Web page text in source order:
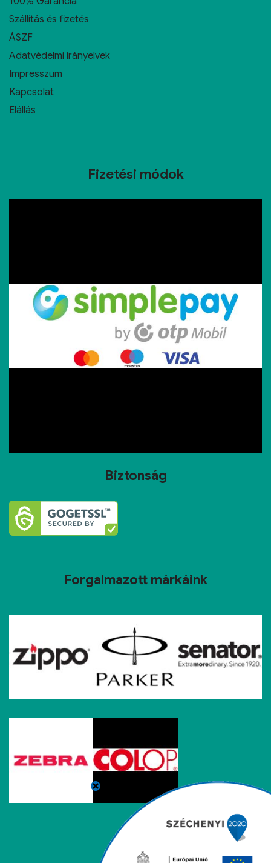
Szállítás és fizetés
ÁSZF
Adatvédelmi irányelvek
Impresszum
Kapcsolat
Elállás
Fizetési módok
Biztonság
Forgalmazott márkáink